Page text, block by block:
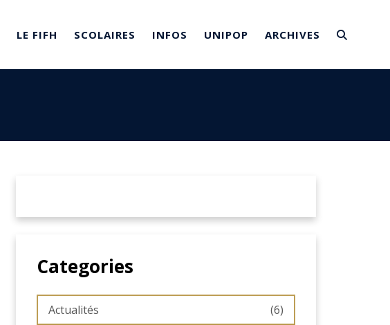
LE FIFH SCOLAIRES INFOS UNIPOP ARCHIVES
Categories
Actualités (6)